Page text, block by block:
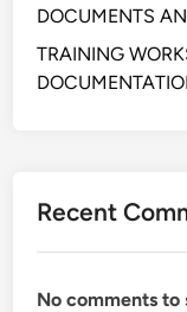
DOCUMENTS
TRAINING
Recent
No comments to